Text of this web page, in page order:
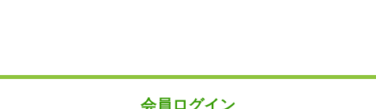
会員ログイン